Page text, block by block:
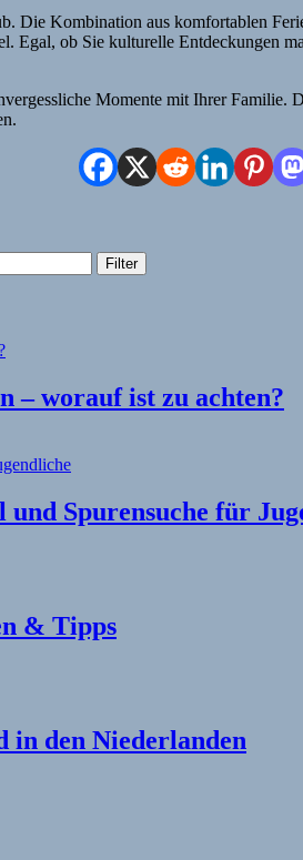
Die Kombination aus komfortablen
Egal, ob Sie kulturelle Entdeckungen
Momente mit Ihrer
Filter
– worauf ist zu achten?
Spurensuche für
& Tipps
in den Niederlanden